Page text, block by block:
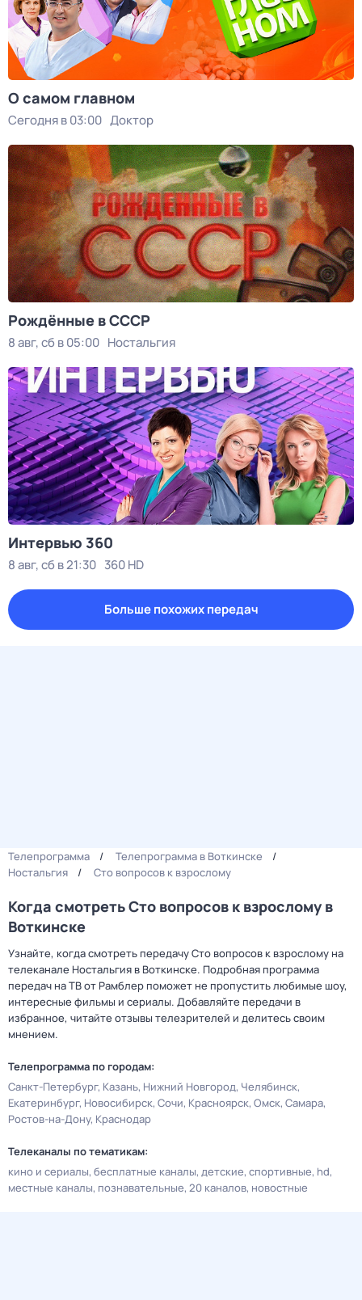
О самом главном
Сегодня в 03:00 Доктор
Рождённые в СССР
8 авг, сб в 05:00 Ностальгия
Интервью 360
8 авг, сб в 21:30 360 HD
Больше похожих передач
Телепрограмма
Телепрограмма в Воткинске
Ностальгия
Сто вопросов к взрослому
Когда смотреть Сто вопросов к взрослому в
Воткинске
Узнайте, когда смотреть передачу Сто вопросов к взрослому на
телеканале Ностальгия в Воткинске. Подробная программа
передач на ТВ от Рамблер поможет не пропустить любимые шоу,
интересные фильмы и сериалы. Добавляйте передачи в
избранное, читайте отзывы телезрителей и делитесь своим
мнением.
Телепрограмма по городам:
Санкт-Петербург Казань Нижний Новгород Челябинск
Екатеринбург Новосибирск Сочи Красноярск Омск Самара
Ростов-на-Дону Краснодар
Телеканалы по тематикам:
кино и сериалы бесплатные каналы детские спортивные hd
местные каналы познавательные 20 каналов новостные